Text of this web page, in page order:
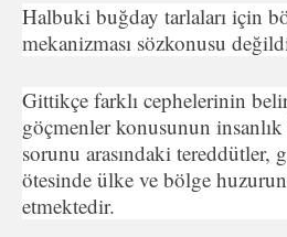
Halbuki buğday tarlaları için
mekanizması sözkonusu
Gittikçe farklı cephelerinin
göçmenler konusunun
sorunu arasındaki tereddütler,
ötesinde ülke ve bölge
etmektedir.